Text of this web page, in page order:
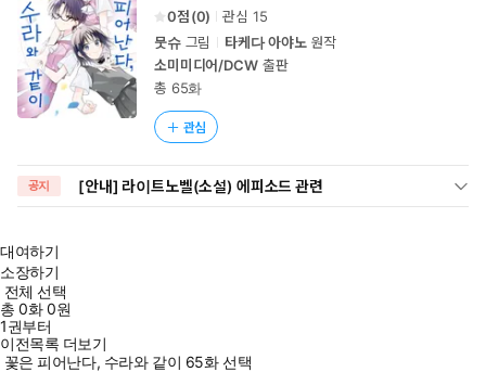
0 (0) 관심 15
뭇슈그림 타케다 아야노원작
소미미디어/DCW출판
총 65화
관심
공지 [안내] 라이트노벨(소설) 에피소드 관련
대여하기
소장하기
전체 선택
총0화0원
1권부터
이전목록 더보기
꽃은 피어난다, 수라와 같이 65화 선택